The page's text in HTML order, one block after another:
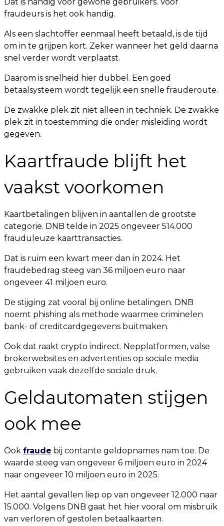
fraudeurs is het ook handig.
Als een slachtoffer eenmaal heeft betaald, is de tijd
om in te grijpen kort. Zeker wanneer het geld daarna
snel verder wordt verplaatst.
Daarom is snelheid hier dubbel. Een goed
betaalsysteem wordt tegelijk een snelle frauderoute.
De zwakke plek zit niet alleen in techniek. De zwakke
plek zit in toestemming die onder misleiding wordt
gegeven.
Kaartfraude blijft het
vaakst voorkomen
Kaartbetalingen blijven in aantallen de grootste
categorie. DNB telde in 2025 ongeveer 514.000
frauduleuze kaarttransacties.
Dat is ruim een kwart meer dan in 2024. Het
fraudebedrag steeg van 36 miljoen euro naar
ongeveer 41 miljoen euro.
De stijging zat vooral bij online betalingen. DNB
noemt phishing als methode waarmee criminelen
bank- of creditcardgegevens buitmaken.
Ook dat raakt crypto indirect. Nepplatformen, valse
brokerwebsites en advertenties op sociale media
gebruiken vaak dezelfde sociale druk.
Geldautomaten stijgen
ook mee
Ook fraude bij contante geldopnames nam toe. De
waarde steeg van ongeveer 6 miljoen euro in 2024
naar ongeveer 10 miljoen euro in 2025.
Het aantal gevallen liep op van ongeveer 12.000 naar
15.000. Volgens DNB gaat het hier vooral om misbruik
van verloren of gestolen betaalkaarten.